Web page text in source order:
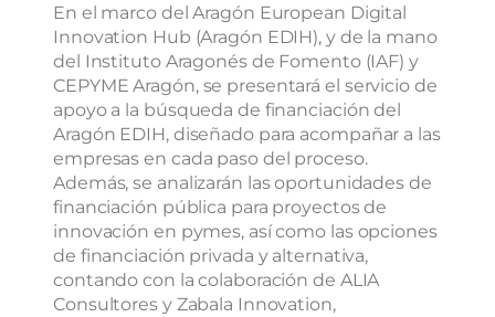
En el marco del Aragón European Digital
Innovation Hub (Aragón EDIH), y de la mano
del Instituto Aragonés de Fomento (IAF) y
CEPYME Aragón, se presentará el servicio de
apoyo a la búsqueda de financiación del
Aragón EDIH, diseñado para acompañar a las
empresas en cada paso del proceso.
Además, se analizarán las oportunidades de
financiación pública para proyectos de
innovación en pymes, así como las opciones
de financiación privada y alternativa,
contando con la colaboración de ALIA
Consultores y Zabala Innovation,